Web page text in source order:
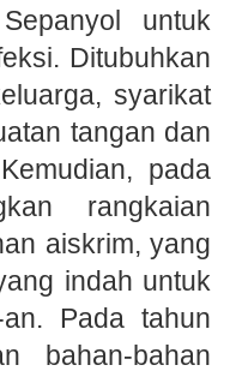
untuk
Ditubuhkan
syarikat
tangan dan
pada
rangkaian
aiskrim, yang
indah untuk
Pada tahun
bahan-bahan